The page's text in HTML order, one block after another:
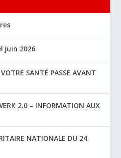
juin 2026
SANTÉ PASSE AVANT
2.0 – INFORMATION AUX
NATIONALE DU 24